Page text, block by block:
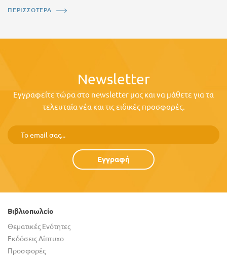
ΠΕΡΙΣΣΟΤΕΡΑ
Newsletter
Εγγραφείτε τώρα στο newsletter μας και να μάθετε για τα
τελευταία νέα και τις ειδικές προσφορές.
Εγγραφή
Βιβλιοπωλείο
Θεματικές Ενότητες
Εκδόσεις Δίπτυχο
Προσφορές